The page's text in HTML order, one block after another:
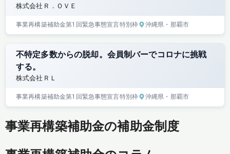
株式会社Ｒ．ＯＶＥ
事業再構築補助金第1回緊急事態宣言特別枠 沖縄県 ・那覇市
不特定多数からの脱却。会員制バーでコロナに挑戦
する。
株式会社ＲＬ
事業再構築補助金第1回緊急事態宣言特別枠 沖縄県 ・那覇市
事業再構築補助金の補助金制度